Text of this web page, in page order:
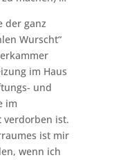
der ganz
Wurscht“
im Haus
und
im
verdorben ist.
ist mir
wenn ich